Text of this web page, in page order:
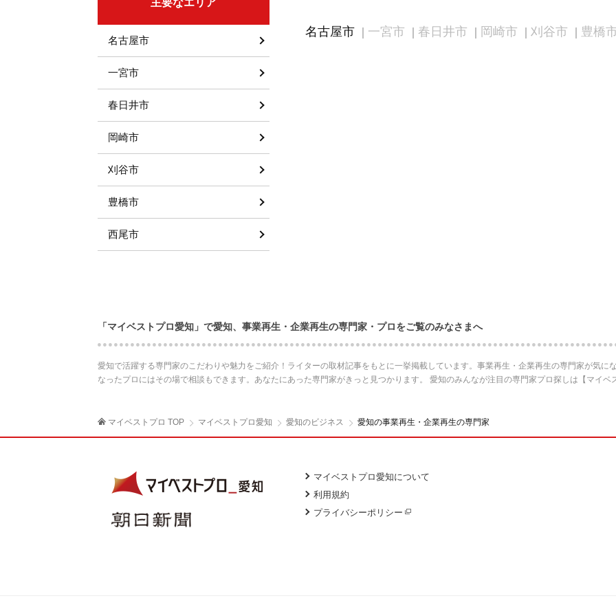
名古屋市 一宮市 春日井市 岡崎市 刈谷市 豊橋
主要なエリア
名古屋市
一宮市
春日井市
岡崎市
刈谷市
豊橋市
西尾市
「マイベストプロ愛知」で愛知、事業再生・企業再生の専門家・プロをご覧のみなさまへ
愛知で活躍する専門家のこだわりや魅力をご紹介！ライターの取材記事をもとに一挙掲載しています。事業再生・企業再生の専門家が気に
なったプロにはその場で相談もできます。あなたにあった専門家がきっと見つかります。 愛知のみんなが注目の専門家プロ探しは【マイベ
マイベストプロ TOP マイベストプロ愛知 愛知のビジネス 愛知の事業再生・企業再生の専門家
マイベストプロ愛知について
利用規約
プライバシーポリシー